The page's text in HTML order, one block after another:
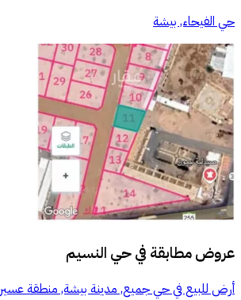
حي الفيحاء, بيشة
عروض مطابقة فيحي النسيم
أرض للبيع في حي جميع, مدينة بيشة, منطقة عسير